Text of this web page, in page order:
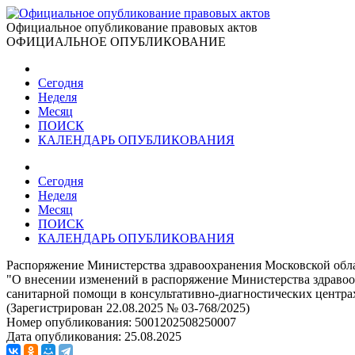
Официальное опубликование правовых актов
ОФИЦИАЛЬНОЕ ОПУБЛИКОВАНИЕ
Сегодня
Неделя
Месяц
ПОИСК
КАЛЕНДАРЬ ОПУБЛИКОВАНИЯ
Сегодня
Неделя
Месяц
ПОИСК
КАЛЕНДАРЬ ОПУБЛИКОВАНИЯ
Распоряжение Министерства здравоохранения Московской
"О внесении изменений в распоряжение Министерства
санитарной помощи в консультативно-диагностических
(Зарегистрирован 22.08.2025 № 03-768/2025)
Номер опубликования: 5001202508250007
Дата опубликования: 25.08.2025